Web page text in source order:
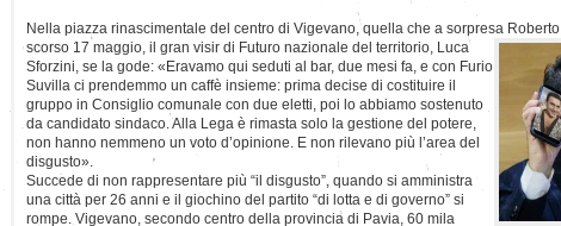
Nella piazza rinascimentale del centro di Vigevano, quella che a sorpresa Roberto
scorso 17 maggio, il gran visir di Futuro nazionale del territorio, Luca
Sforzini, se la gode: «Eravamo qui seduti al bar, due mesi fa, e con Furio
Suvilla ci prendemmo un caffè insieme: prima decise di costituire il
gruppo in Consiglio comunale con due eletti, poi lo abbiamo sostenuto
da candidato sindaco. Alla Lega è rimasta solo la gestione del potere,
non hanno nemmeno un voto d’opinione. E non rilevano più l’area del
disgusto».
Succede di non rappresentare più “il disgusto”, quando si amministra
una città per 26 anni e il giochino del partito “di lotta e di governo” si
rompe. Vigevano, secondo centro della provincia di Pavia, 60 mila